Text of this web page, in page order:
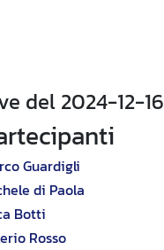
del 2024-12-16
Guardigli
di Paola
Botti
Rosso